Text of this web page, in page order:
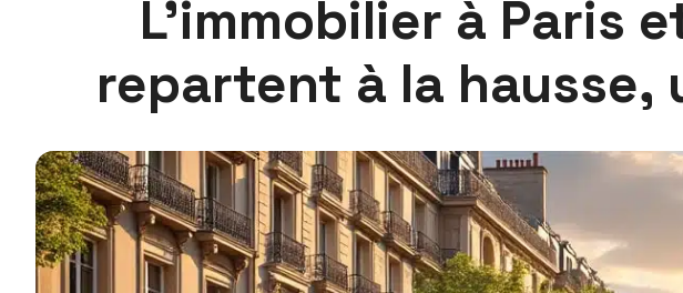
L’immobilier à Paris
repartent à la hausse,